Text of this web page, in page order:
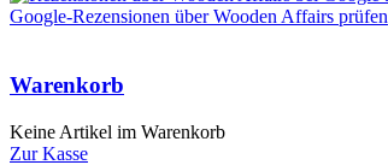
Google-Rezensionen über Wooden Affairs prüfen
Warenkorb
Keine Artikel im Warenkorb
Zur Kasse